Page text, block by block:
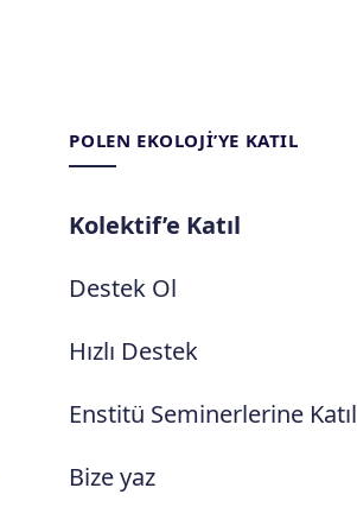
POLEN EKOLOJI’YE KATIL
Kolektif’e Katıl
Destek Ol
Hızlı Destek
Enstitü Seminerlerine Katıl
Bize yaz